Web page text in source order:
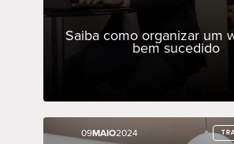
Saiba como organizar um
bem sucedido
09MAIO2024
09MAIO2024